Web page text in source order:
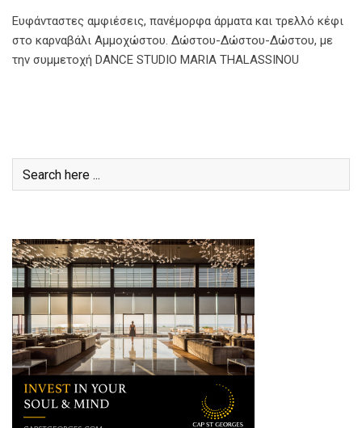
Ευφάνταστες αμφιέσεις, πανέμορφα άρματα και τρελλό κέφι
στο καρναβάλι Αμμοχώστου. Δώστου-Δώστου-Δώστου, με
την συμμετοχή DANCE STUDIO MARIA THALASSINOU